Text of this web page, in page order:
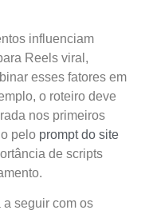
influenciam
Reels viral,
esses fatores em
o roteiro deve
nos primeiros
pelo prompt do site
de scripts
a seguir com os